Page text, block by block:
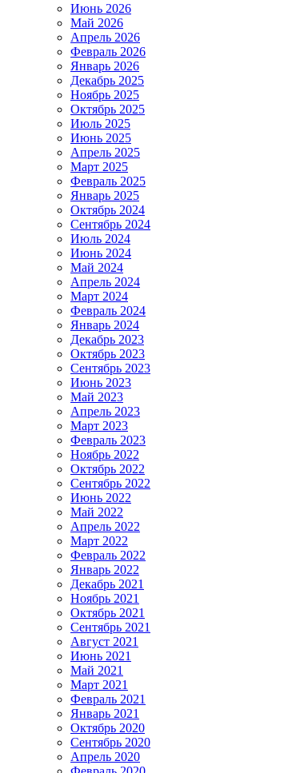
Июнь 2026
Май 2026
Апрель 2026
Февраль 2026
Январь 2026
Декабрь 2025
Ноябрь 2025
Октябрь 2025
Июль 2025
Июнь 2025
Апрель 2025
Март 2025
Февраль 2025
Январь 2025
Октябрь 2024
Сентябрь 2024
Июль 2024
Июнь 2024
Май 2024
Апрель 2024
Март 2024
Февраль 2024
Январь 2024
Декабрь 2023
Октябрь 2023
Сентябрь 2023
Июнь 2023
Май 2023
Апрель 2023
Март 2023
Февраль 2023
Ноябрь 2022
Октябрь 2022
Сентябрь 2022
Июнь 2022
Май 2022
Апрель 2022
Март 2022
Февраль 2022
Январь 2022
Декабрь 2021
Ноябрь 2021
Октябрь 2021
Сентябрь 2021
Август 2021
Июнь 2021
Май 2021
Март 2021
Февраль 2021
Январь 2021
Октябрь 2020
Сентябрь 2020
Апрель 2020